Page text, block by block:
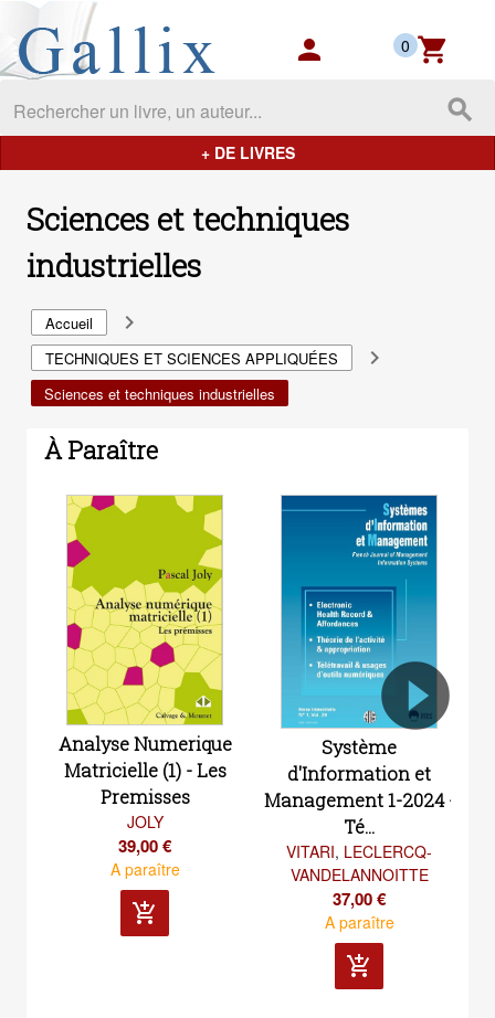
Gallix - les mondes du livres
person shopping_cart
0
search
+ DE LIVRES
Sciences et techniques
industrielles
Accueil navigate_next
TECHNIQUES ET SCIENCES APPLIQUÉES navigate_next
Sciences et techniques industrielles
À Paraître
Analyse Numerique
Matricielle (1) - Les
Premisses
JOLY
39,00 €
A paraître
add_shopping_cart
Système
d'Information et
Management 1-2024 -
Té...
VITARI, LECLERCQ-
VANDELANNOITTE
37,00 €
A paraître
add_shopping_cart